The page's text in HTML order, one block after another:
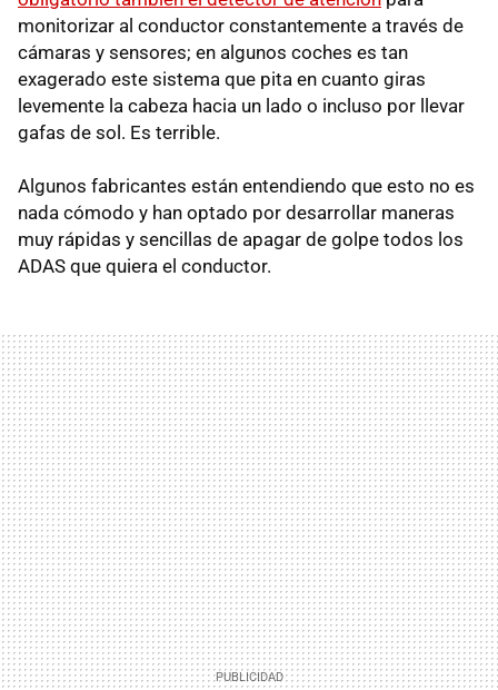
monitorizar al conductor constantemente a través de
cámaras y sensores; en algunos coches es tan
exagerado este sistema que pita en cuanto giras
levemente la cabeza hacia un lado o incluso por llevar
gafas de sol. Es terrible.
Algunos fabricantes están entendiendo que esto no es
nada cómodo y han optado por desarrollar maneras
muy rápidas y sencillas de apagar de golpe todos los
ADAS que quiera el conductor.